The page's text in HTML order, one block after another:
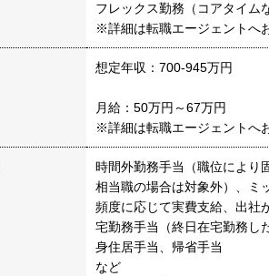
フレックス勤務（コアタイム
※詳細は転職エージェントへ
想定年収：700-945万円
月給：50万円～67万円
※詳細は転職エージェントへ
時間外勤務手当（職位により
相当職の場合は対象外）、ミ
頻度に応じて実費支給、出社
宅勤務手当（終日在宅勤務し
身住居手当、帰省手当
など